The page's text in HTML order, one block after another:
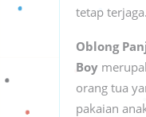
tetap terjaga.
Oblong
Boy
orang tua
pakaian